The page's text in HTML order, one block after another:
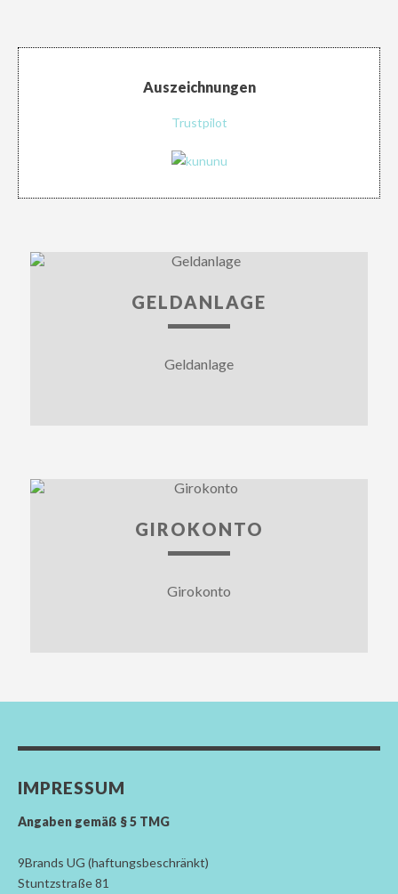
Auszeichnungen
Trustpilot
GELDANLAGE
Geldanlage
GIROKONTO
Girokonto
IMPRESSUM
Angaben gemäß § 5 TMG
9Brands UG (haftungsbeschränkt)
Stuntzstraße 81